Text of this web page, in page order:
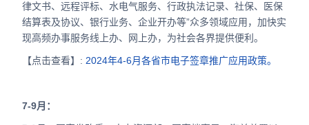
律文书、远程评标、水电气服务、行政执法记录、社保、医保
结算表及协议、银行业务、企业开办等”众多领域应用，加快实
现高频办事服务线上办、网上办，为社会各界提供便利。
【点击查看】: 2024年4-6月各省市电子签章推广应用政策。
7-9月：